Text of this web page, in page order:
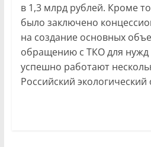
в 1,3 млрд рублей. Кроме
было заключено
на создание основных
обращению с ТКО для
успешно работают
Российский экологический